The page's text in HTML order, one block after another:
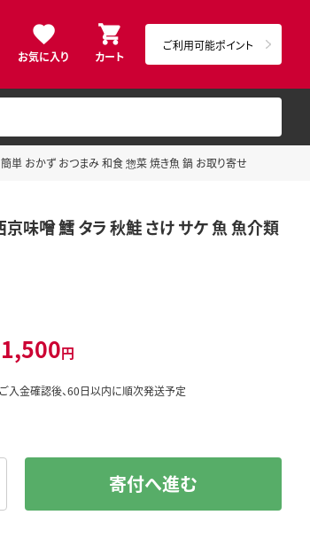
お気に入り カート
ご利用可能ポイント
単 おかず おつまみ 和食 惣菜 焼き魚 鍋 お取り寄せ
味噌 鱈 タラ 秋鮭 さけ サケ 魚 魚介類
円
ご入金確認後、60日以内に順次発送予定
寄付へ進む